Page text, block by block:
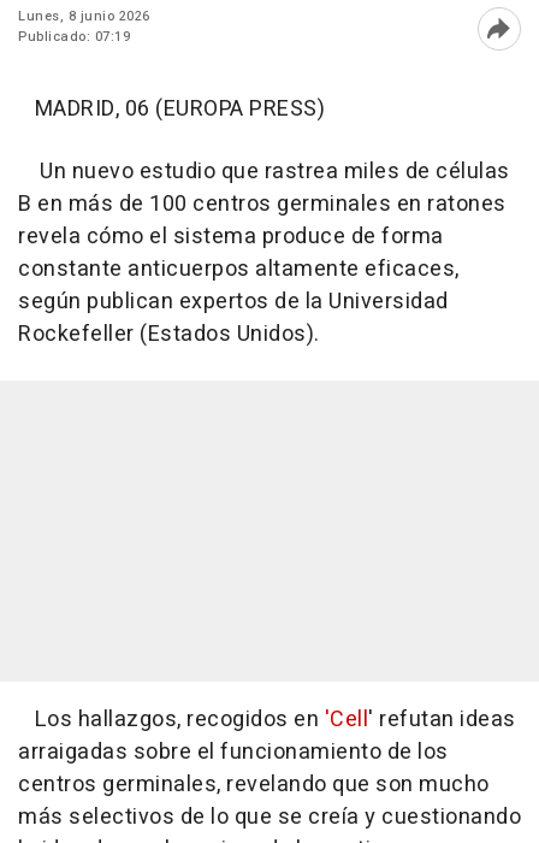
Lunes, 8 junio 2026
Publicado: 07:19
MADRID, 06 (EUROPA PRESS)
Un nuevo estudio que rastrea miles de células
B en más de 100 centros germinales en ratones
revela cómo el sistema produce de forma
constante anticuerpos altamente eficaces,
según publican expertos de la Universidad
Rockefeller (Estados Unidos).
Los hallazgos, recogidos en 'Cell' refutan ideas
arraigadas sobre el funcionamiento de los
centros germinales, revelando que son mucho
más selectivos de lo que se creía y cuestionando